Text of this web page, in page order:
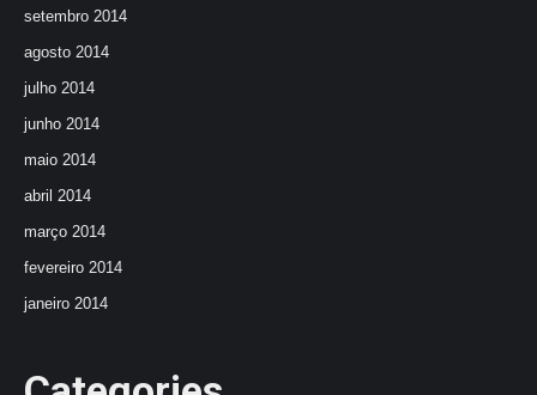
setembro 2014
agosto 2014
julho 2014
junho 2014
maio 2014
abril 2014
março 2014
fevereiro 2014
janeiro 2014